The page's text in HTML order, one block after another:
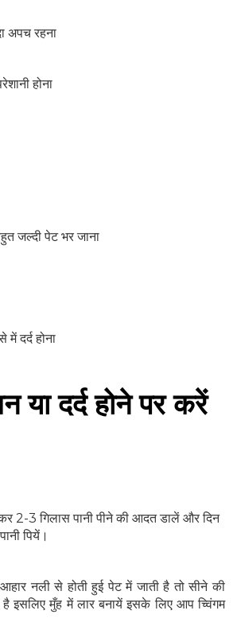
अपच रहना
होना
जल्दी पेट भर जाना
दर्द होना
या दर्द होने पर करें
2-3 गिलास पानी पीने की आदत डालें और दिन
पियें।
नली से होती हुई पेट में जाती है तो सीने की
इसलिए मुँह में लार बनायें इसके लिए आप च्विंगम